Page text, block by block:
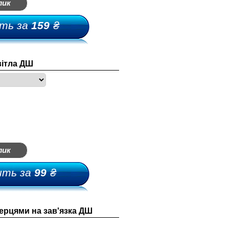
мыльницы
мыльницы
за159₴
ДШ
за99₴
на зав'язка ДШ